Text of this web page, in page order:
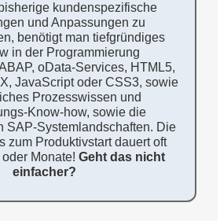
kundenspezifische
und Anpassungen zu
benötigt man tiefgründiges
in der Programmierung
oData-Services, HTML5,
JavaScript oder CSS3, sowie
Prozesswissen und
Know-how, sowie die
SAP-Systemlandschaften. Die
zum Produktivstart dauert oft
Monate! Geht das nicht
einfacher?
Manager for
SAP
sofort generiert,
Wochen programmiert!
ZUM REPMAN